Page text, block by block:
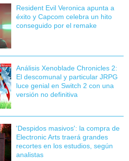
Resident Evil Veronica apunta a
éxito y Capcom celebra un hito
conseguido por el remake
Análisis Xenoblade Chronicles 2:
El descomunal y particular JRPG
luce genial en Switch 2 con una
versión no definitiva
'Despidos masivos': la compra de
Electronic Arts traerá grandes
recortes en los estudios, según
analistas